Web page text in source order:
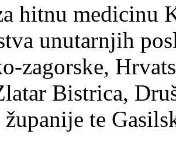
hitnu medicinu
unutarnjih
zagorske,
Bistrica,
županije te